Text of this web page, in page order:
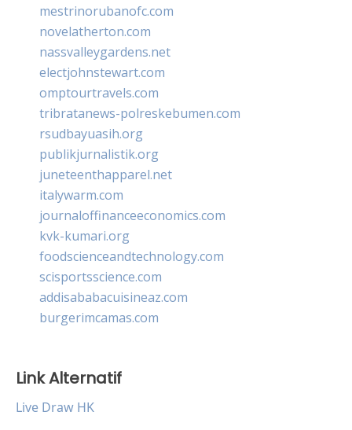
mestrinorubanofc.com
novelatherton.com
nassvalleygardens.net
electjohnstewart.com
omptourtravels.com
tribratanews-polreskebumen.com
rsudbayuasih.org
publikjurnalistik.org
juneteenthapparel.net
italywarm.com
journaloffinanceeconomics.com
kvk-kumari.org
foodscienceandtechnology.com
scisportsscience.com
addisababacuisineaz.com
burgerimcamas.com
Link Alternatif
Live Draw HK